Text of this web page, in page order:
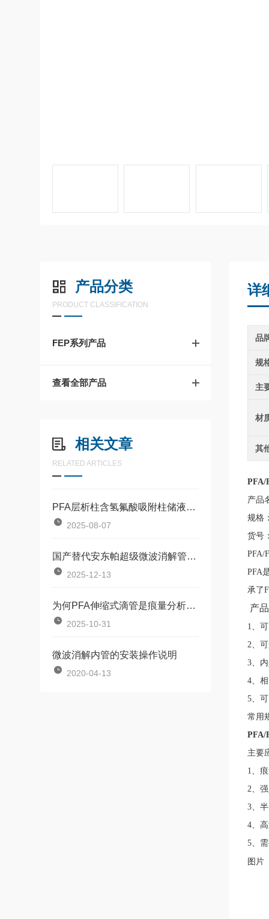
产品分类
PRODUCT CLASSIFICATION
FEP系列产品
查看全部产品
相关文章
RELATED ARTICLES
PFA层析柱含氢氟酸吸附柱储液球加液球套装在电子材料行业应用
2025-08-07
国产替代安东帕超级微波消解管18ml提供难溶样品解决方案
2025-12-13
为何PFA伸缩式滴管是痕量分析的最佳伴侣？
2025-10-31
微波消解内管的安装操作说明
2020-04-13
详
品
规
主
材
其
PFA/
产品
规格
货号
PFA/
PFA
承了
产
1、
2、
3、
4、
5、
常用
PFA/
主要
1、
2、
3、
4、
5、
图片